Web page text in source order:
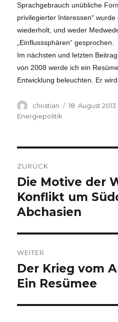
Sprachgebrauch unübliche
privilegierter Interessen“
wiederholt, und weder
„Einflusssphären“ gesprochen.
Im nächsten und letzten
von 2008 werde ich ein
Entwicklung beleuchten. Er
Autor
christian
Veröffentlicht
18. August 2013
Energiepolitik
ZURÜCK
Vorheriger
Beitrag:
Die Motive der
Konflikt um
Abchasien
WEITER
Nächster
Beitrag:
Der Krieg vom
Ein Resümee